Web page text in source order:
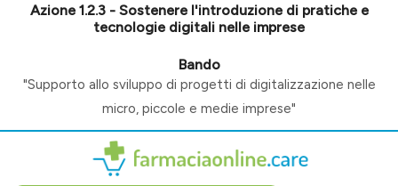
Azione 1.2.3 - Sostenere l'introduzione di pratiche e
tecnologie digitali nelle imprese
Bando
"Supporto allo sviluppo di progetti di digitalizzazione nelle
micro, piccole e medie imprese"